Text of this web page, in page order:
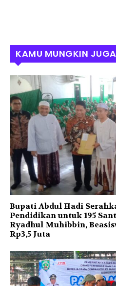
KAMU MUNGKIN
Bupati Abdul Hadi
Pendidikan untuk 195
Ryadhul Muhibbin,
Rp3,5 Juta